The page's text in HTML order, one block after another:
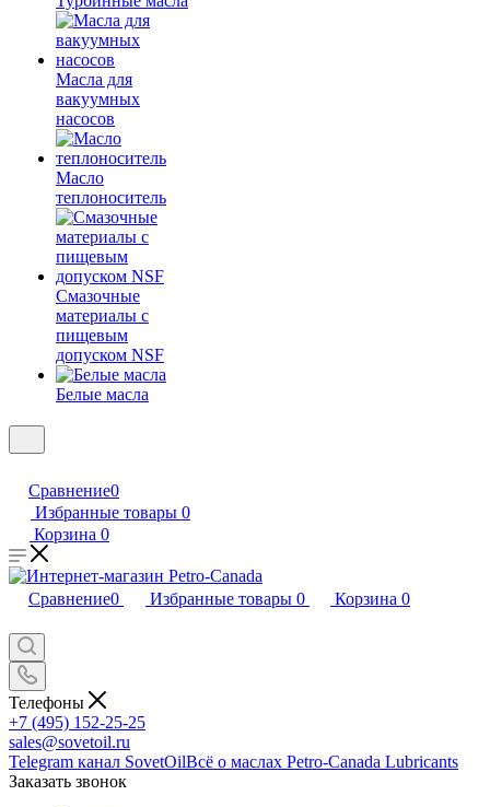
Масла для
вакуумных
насосов
Масло
теплоноситель
Смазочные
материалы с
пищевым
допуском NSF
Белые масла
Сравнение0
Избранные товары 0
Корзина 0
Сравнение0 Избранные товары 0 Корзина 0
Телефоны
+7 (495) 152-25-25
sales@sovetoil.ru
Telegram канал SovetOilВсё о маслах Petro-Canada Lubricants
Заказать звонок